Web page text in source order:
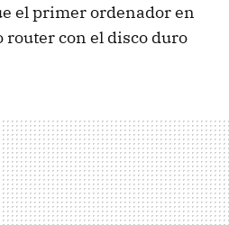
el primer ordenador en
con el disco duro